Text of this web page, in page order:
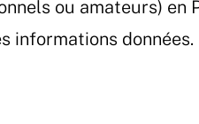
ou amateurs) en
informations données.